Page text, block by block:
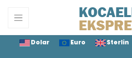
Dolar Euro Sterlin